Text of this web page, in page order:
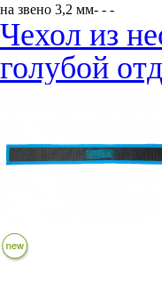
на звено 3,2 мм- - -
Чехол из
голубой